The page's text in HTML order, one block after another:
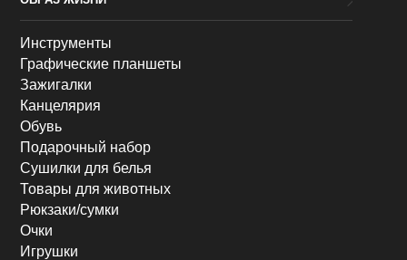
Инструменты
Графические планшеты
Зажигалки
Канцелярия
Обувь
Подарочный набор
Сушилки для белья
Товары для животных
Рюкзаки/сумки
Очки
Игрушки